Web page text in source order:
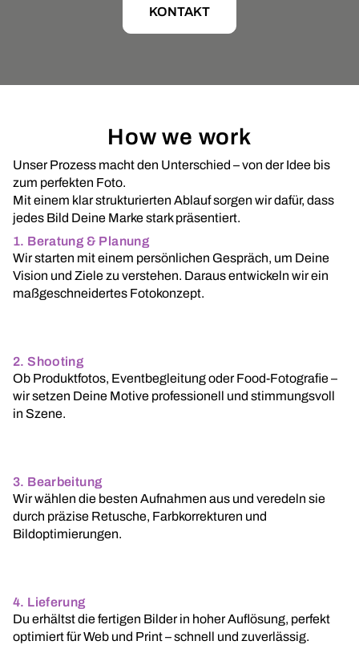
KONTAKT
How we work
Unser Prozess macht den Unterschied – von der Idee bis
zum perfekten Foto.
Mit einem klar strukturierten Ablauf sorgen wir dafür, dass
jedes Bild Deine Marke stark präsentiert.
1. Beratung & Planung
Wir starten mit einem persönlichen Gespräch, um Deine
Vision und Ziele zu verstehen. Daraus entwickeln wir ein
maßgeschneidertes Fotokonzept.
2. Shooting
Ob Produktfotos, Eventbegleitung oder Food-Fotografie –
wir setzen Deine Motive professionell und stimmungsvoll
in Szene.
3. Bearbeitung
Wir wählen die besten Aufnahmen aus und veredeln sie
durch präzise Retusche, Farbkorrekturen und
Bildoptimierungen.
4. Lieferung
Du erhältst die fertigen Bilder in hoher Auflösung, perfekt
optimiert für Web und Print – schnell und zuverlässig.